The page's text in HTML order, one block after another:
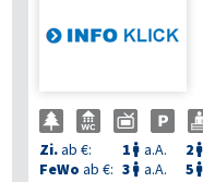
Zi.ab €: 1  a.A. 2 
FeWo ab €: 3  a.A. 5 